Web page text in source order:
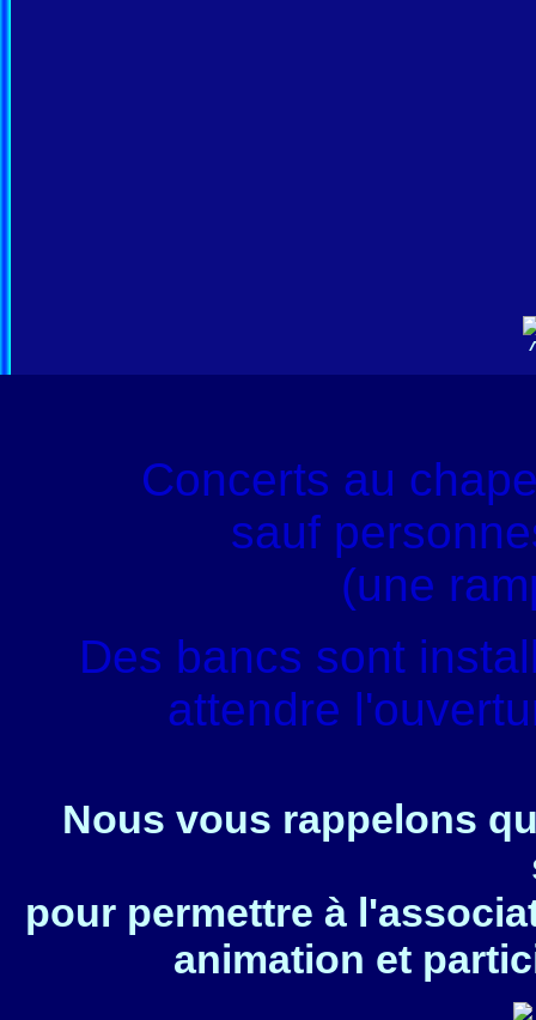
Concerts au
sauf
(une
Des bancs sont
attendre
Nous vous rappelons
pour permettre à
animation et